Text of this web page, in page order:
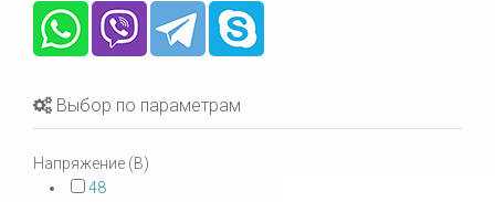
Выбор по параметрам
Напряжение (В)
48